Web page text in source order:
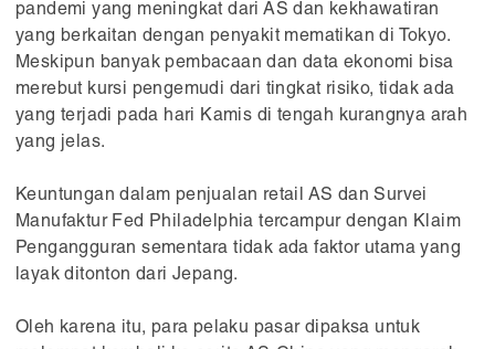
pandemi yang meningkat dari AS dan kekhawatiran
yang berkaitan dengan penyakit mematikan di Tokyo.
Meskipun banyak pembacaan dan data ekonomi bisa
merebut kursi pengemudi dari tingkat risiko, tidak ada
yang terjadi pada hari Kamis di tengah kurangnya arah
yang jelas.
Keuntungan dalam penjualan retail AS dan Survei
Manufaktur Fed Philadelphia tercampur dengan Klaim
Pengangguran sementara tidak ada faktor utama yang
layak ditonton dari Jepang.
Oleh karena itu, para pelaku pasar dipaksa untuk